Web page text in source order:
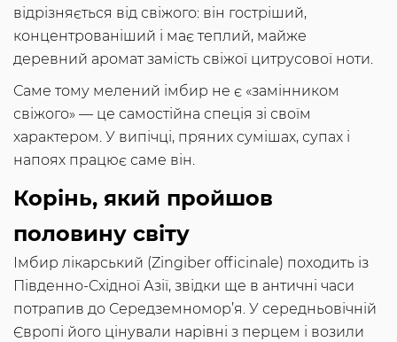
відрізняється від свіжого: він гостріший,
концентрованіший і має теплий, майже
деревний аромат замість свіжої цитрусової ноти.
Саме тому мелений імбир не є «замінником
свіжого» — це самостійна спеція зі своїм
характером. У випічці, пряних сумішах, супах і
напоях працює саме він.
Корінь, який пройшов
половину світу
Імбир лікарський (Zingiber officinale) походить із
Південно-Східної Азії, звідки ще в античні часи
потрапив до Середземномор’я. У середньовічній
Європі його цінували нарівні з перцем і возили